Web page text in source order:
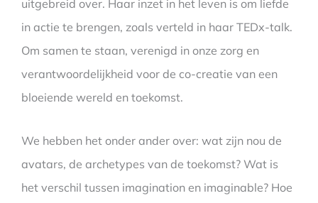
uitgebreid over. Haar inzet in het leven is om liefde
in actie te brengen, zoals verteld in haar TEDx-talk.
Om samen te staan, verenigd in onze zorg en
verantwoordelijkheid voor de co-creatie van een
bloeiende wereld en toekomst.
We hebben het onder ander over: wat zijn nou de
avatars, de archetypes van de toekomst? Wat is
het verschil tussen imagination en imaginable? Hoe